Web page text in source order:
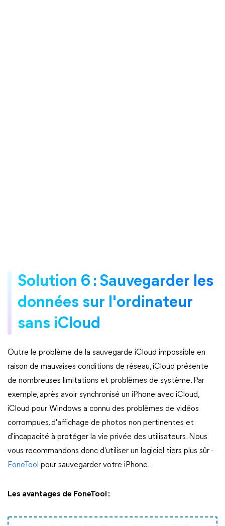
Solution 6 : Sauvegarder les
données sur l'ordinateur
sans iCloud
Outre le problème de la sauvegarde iCloud impossible en
raison de mauvaises conditions de réseau, iCloud présente
de nombreuses limitations et problèmes de système. Par
exemple, après avoir synchronisé un iPhone avec iCloud,
iCloud pour Windows a connu des problèmes de vidéos
corrompues, d'affichage de photos non pertinentes et
d'incapacité à protéger la vie privée des utilisateurs. Nous
vous recommandons donc d'utiliser un logiciel tiers plus sûr -
FoneTool pour sauvegarder votre iPhone.
Les avantages de FoneTool :